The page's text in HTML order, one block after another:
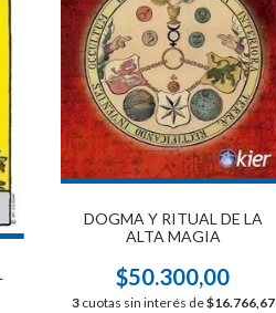
DOGMA Y RITUAL DE LA
ALTA MAGIA
$50.300,00
3 cuotas sin interés de$16.766,67